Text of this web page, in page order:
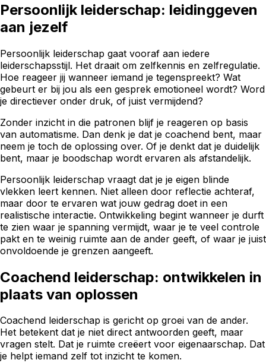
Persoonlijk leiderschap: leidinggeven
aan jezelf
Persoonlijk leiderschap gaat vooraf aan iedere
leiderschapsstijl. Het draait om zelfkennis en zelfregulatie.
Hoe reageer jij wanneer iemand je tegenspreekt? Wat
gebeurt er bij jou als een gesprek emotioneel wordt? Word
je directiever onder druk, of juist vermijdend?
Zonder inzicht in die patronen blijf je reageren op basis
van automatisme. Dan denk je dat je coachend bent, maar
neem je toch de oplossing over. Of je denkt dat je duidelijk
bent, maar je boodschap wordt ervaren als afstandelijk.
Persoonlijk leiderschap vraagt dat je je eigen blinde
vlekken leert kennen. Niet alleen door reflectie achteraf,
maar door te ervaren wat jouw gedrag doet in een
realistische interactie. Ontwikkeling begint wanneer je durft
te zien waar je spanning vermijdt, waar je te veel controle
pakt en te weinig ruimte aan de ander geeft, of waar je juist
onvoldoende je grenzen aangeeft.
Coachend leiderschap: ontwikkelen in
plaats van oplossen
Coachend leiderschap is gericht op groei van de ander.
Het betekent dat je niet direct antwoorden geeft, maar
vragen stelt. Dat je ruimte creëert voor eigenaarschap. Dat
je helpt iemand zelf tot inzicht te komen.